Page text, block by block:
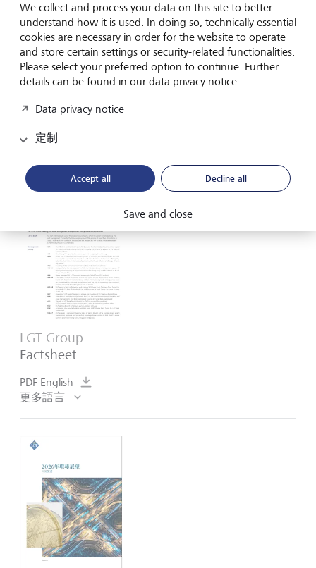
Factsheet LGT at a glance
PDF English
LGT Group
Factsheet
PDF English
更多語言
We collect and process your data on this site to better
understand how it is used. In doing so, technically essential
cookies are necessary in order for the website to operate
and store certain settings or security-related functionalities.
Please select your preferred option to continue. Further
details can be found in our data privacy notice.
Data privacy notice
定制
Accept all Decline all
Save and close